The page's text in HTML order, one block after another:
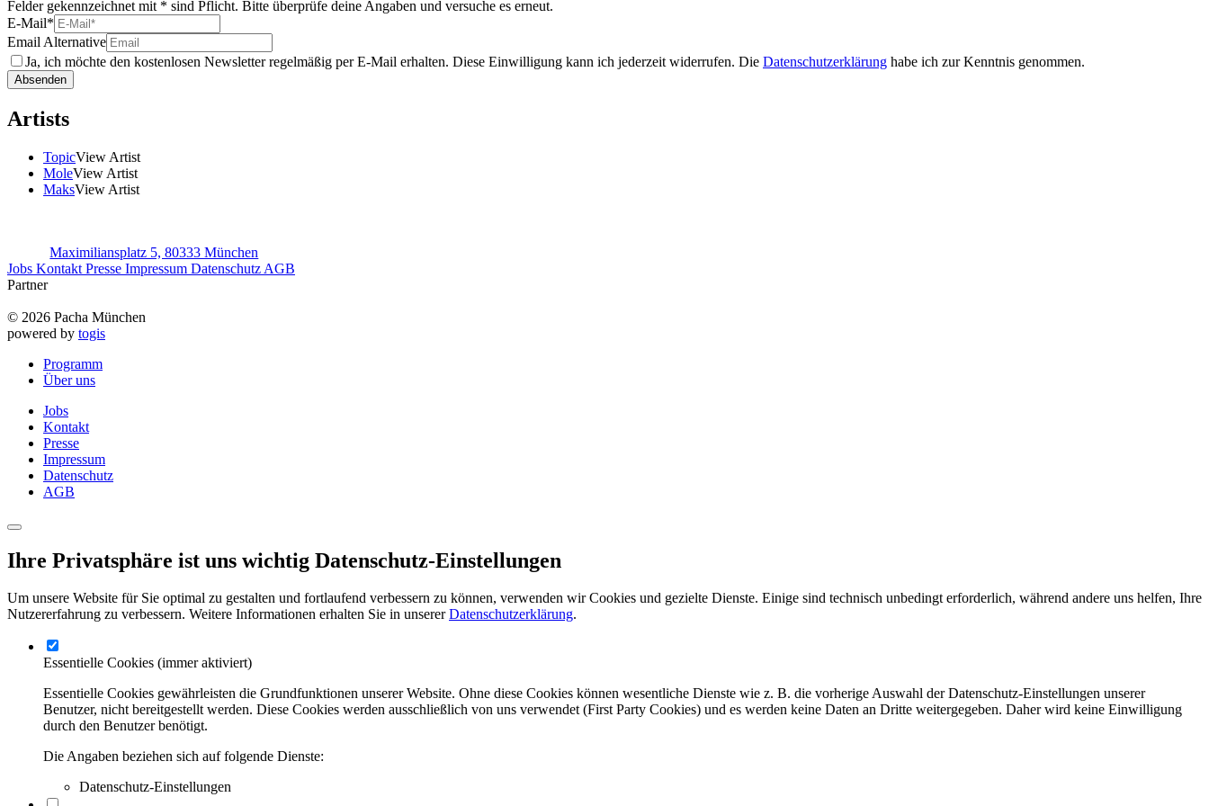
Felder gekennzeichnet mit * sind Pflicht. Bitte überprüfe deine Angaben und versuche es erneut.
E-Mail*
Email Alternative
Ja, ich möchte den kostenlosen Newsletter regelmäßig per E-Mail erhalten. Diese Einwilligung kann ich jederzeit widerrufen. Die Datenschutzerklärung habe ich zur Kenntnis genommen.
Absenden
Artists
TopicView Artist
MoleView Artist
MaksView Artist
Maximiliansplatz 5, 80333 München
Jobs Kontakt Presse Impressum Datenschutz AGB
Partner
© 2026 Pacha München
powered by togis
Programm
Über uns
Jobs
Kontakt
Presse
Impressum
Datenschutz
AGB
Ihre Privatsphäre ist uns wichtig Datenschutz-Einstellungen
Um unsere Website für Sie optimal zu gestalten und fortlaufend verbessern zu können, verwenden wir Cookies und gezielte Dienste. Einige sind technisch unbedingt erforderlich, während andere uns helfen, Ihre
Nutzererfahrung zu verbessern. Weitere Informationen erhalten Sie in unsererDatenschutzerklärung.
Essentielle Cookies (immer aktiviert)
Essentielle Cookies gewährleisten die Grundfunktionen unserer Website. Ohne diese Cookies können wesentliche Dienste wie z. B. die vorherige Auswahl der Datenschutz-Einstellungen unserer
Benutzer, nicht bereitgestellt werden. Diese Cookies werden ausschließlich von uns verwendet (First Party Cookies) und es werden keine Daten an Dritte weitergegeben. Daher wird keine Einwilligung
durch den Benutzer benötigt.
Die Angaben beziehen sich auf folgende Dienste:
Datenschutz-Einstellungen